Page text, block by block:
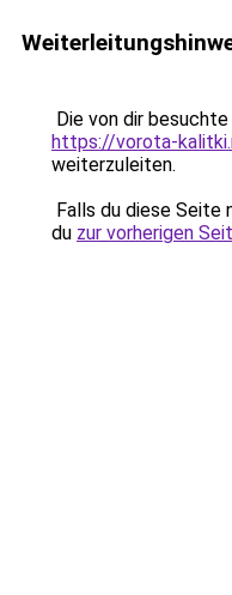
Die von dir
https://vorota-
weiterzuleiten.
Falls du diese Seite
du zur vorherigen